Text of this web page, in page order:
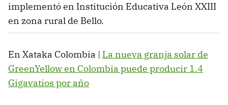
implementó en Institución Educativa León XXIII
en zona rural de Bello.
En Xataka Colombia | La nueva granja solar de
GreenYellow en Colombia puede producir 1.4
Gigavatios por año